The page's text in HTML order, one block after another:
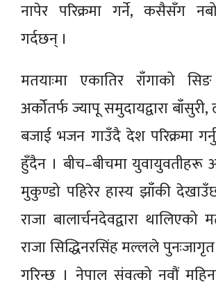
नापेर परिक्रमा गर्ने, कसैसँग
गर्दछन् ।
मतयाःमा एकातिर राँगाको
अर्कोतर्फ ज्यापू समुदायद्वारा
बजाई भजन गाउँदै देश परिक्रमा
हुँदैन । बीच–बीचमा युवायुवतीहरू
मुकुण्डो पहिरेर हास्य झाँकी
राजा बालार्चनदेवद्वारा थालिएको
राजा सिद्धिनरसिंह मल्लले
गरिन्छ । नेपाल संवत्को नवौं